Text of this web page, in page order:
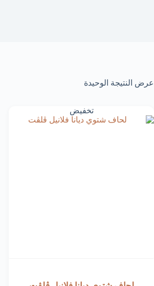
عرض النتيجة الوحيدة
تخفيض